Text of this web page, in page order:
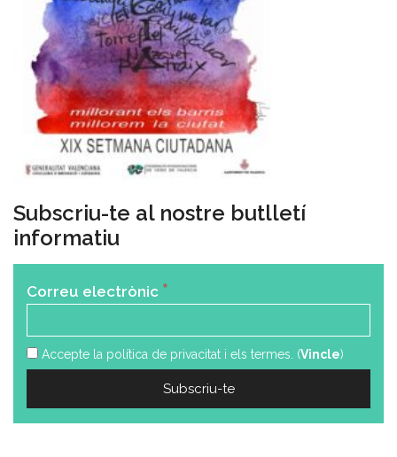
Subscriu-te al nostre butlletí
informatiu
Correu electrònic *
Accepte la política de privacitat i els termes. (Vincle)